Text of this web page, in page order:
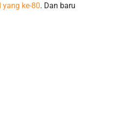
yang ke-80. Dan baru